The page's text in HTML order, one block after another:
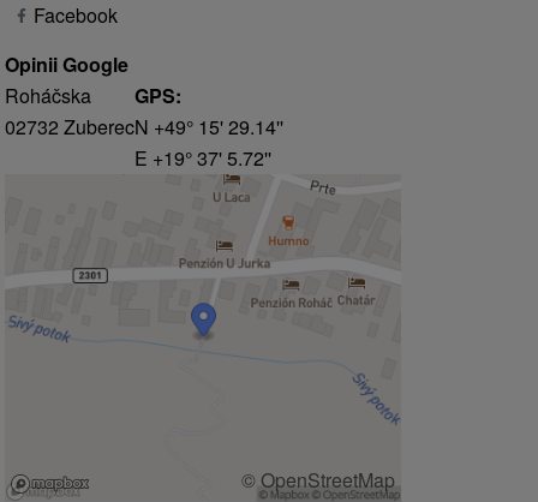
Facebook
Opinii Google
Roháčska
02732 Zuberec
GPS:
N +49° 15' 29.14''
E +19° 37' 5.72''
© OpenStreetMap